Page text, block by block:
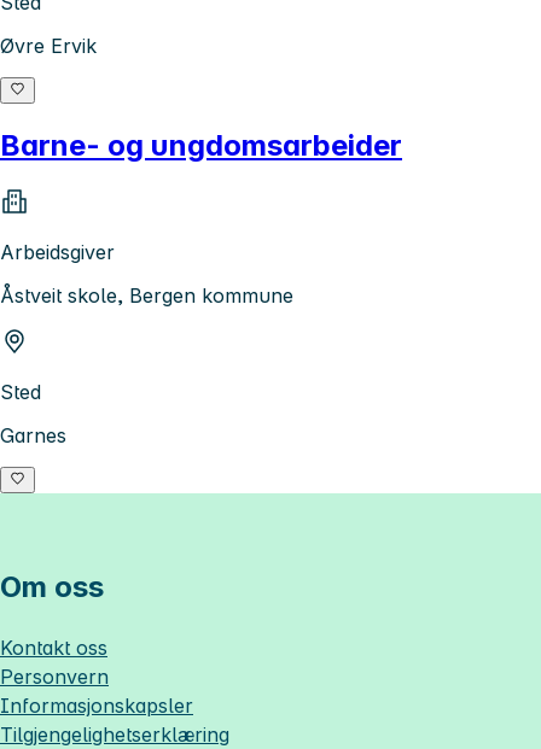
Øvre Ervik
Barne- og ungdomsarbeider
Arbeidsgiver
Åstveit skole, Bergen kommune
Sted
Garnes
Om oss
Kontakt oss
Personvern
Informasjonskapsler
Tilgjengelighetserklæring